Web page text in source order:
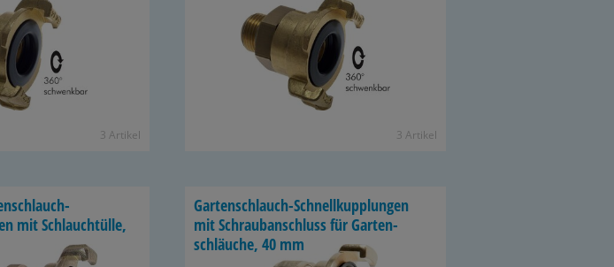
3 Ar­ti­kel 3 Ar­ti­kel
mit Schlauch­tül­le,
Gartenschlauch-​Schnellkupplungen
mit Schraub­an­schluss für Gar­ten­
schläu­che, 40 mm